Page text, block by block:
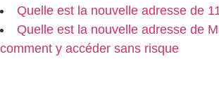
Quelle est la nouvelle adresse de
Quelle est la nouvelle adresse de
comment y accéder sans risque